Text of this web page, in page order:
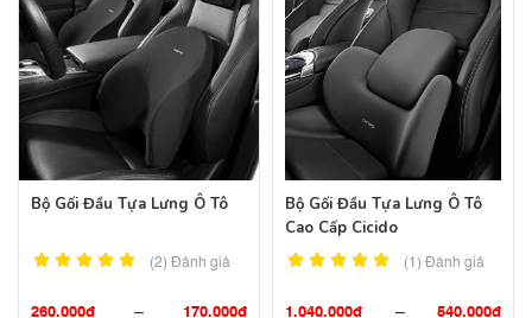
Bộ Gối Đầu Tựa Lưng Ô Tô
(2)Đánh giá
170.000₫
–
260.000₫
Bộ Gối Đầu Tựa Lưng Ô Tô
Cao Cấp Cicido
(1)Đánh giá
540.000₫
–
1.040.000₫